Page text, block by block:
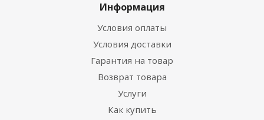
Информация
Условия оплаты
Условия доставки
Гарантия на товар
Возврат товара
Услуги
Как купить